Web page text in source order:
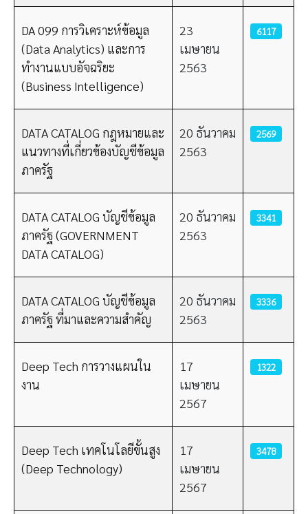
DA 099 การวิเคราะห์ข้อมูล
(Data Analytics) และการ
ทำงานแบบอัจฉริยะ
(Business Intelligence)
23
เมษายน
2563
6117
DATA CATALOG กฎหมายและ
แนวทางที่เกี่ยวข้องบัญชีข้อมูล
ภาครัฐ
20 ธันวาคม
2563
2569
DATA CATALOG บัญชีข้อมูล
ภาครัฐ (GOVERNMENT
DATA CATALOG)
20 ธันวาคม
2563
3341
DATA CATALOG บัญชีข้อมูล
ภาครัฐ ที่มาและความสำคัญ
20 ธันวาคม
2563
3336
Deep Tech การวางแผนใน
งาน
17
เมษายน
2567
1322
Deep Tech เทคโนโลยีขั้นสูง
(Deep Technology)
17
เมษายน
2567
3478